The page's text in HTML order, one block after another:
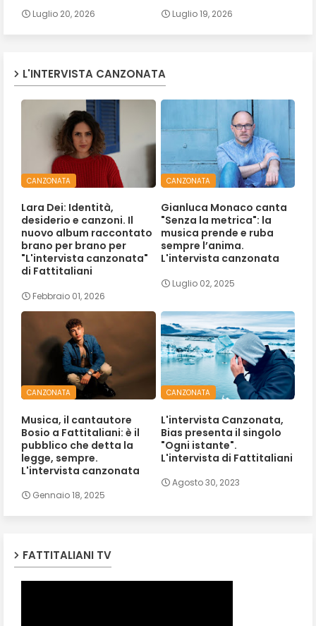
Luglio 20, 2026 Luglio 19, 2026
L'INTERVISTA CANZONATA
CANZONATA
Lara Dei: Identità,
desiderio e canzoni. Il
nuovo album raccontato
brano per brano per
"L'intervista canzonata"
di Fattitaliani
Febbraio 01, 2026
CANZONATA
Gianluca Monaco canta
"Senza la metrica": la
musica prende e ruba
sempre l’anima.
L'intervista canzonata
Luglio 02, 2025
CANZONATA
Musica, il cantautore
Bosio a Fattitaliani: è il
pubblico che detta la
legge, sempre.
L'intervista canzonata
Gennaio 18, 2025
CANZONATA
L'intervista Canzonata,
Bias presenta il singolo
"Ogni istante".
L'intervista di Fattitaliani
Agosto 30, 2023
FATTITALIANI TV